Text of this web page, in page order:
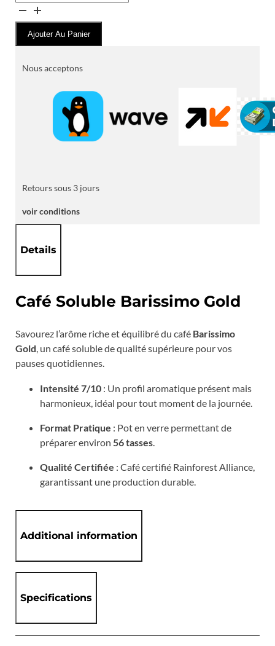
de
Café
Soluble
Gold
Ajouter Au Panier
Nous acceptons
Retours sous 3 jours
voir conditions
Details
Café Soluble Barissimo Gold
Savourez l’arôme riche et équilibré du café Barissimo
Gold, un café soluble de qualité supérieure pour vos
pauses quotidiennes.
Intensité 7/10 : Un profil aromatique présent mais
harmonieux, idéal pour tout moment de la journée.
Format Pratique : Pot en verre permettant de
préparer environ56 tasses.
Qualité Certifiée : Café certifié Rainforest Alliance,
garantissant une production durable.
Additional information
Specifications